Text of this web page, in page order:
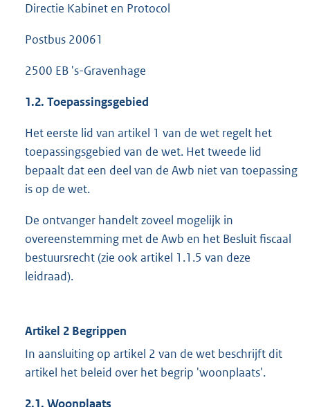
Directie Kabinet en Protocol
Postbus 20061
2500 EB 's-Gravenhage
1.2. Toepassingsgebied
Het eerste lid van artikel 1 van de wet regelt het
toepassingsgebied van de wet. Het tweede lid
bepaalt dat een deel van de Awb niet van toepassing
is op de wet.
De ontvanger handelt zoveel mogelijk in
overeenstemming met de Awb en het Besluit fiscaal
bestuursrecht (zie ook artikel 1.1.5 van deze
leidraad).
Artikel 2 Begrippen
In aansluiting op artikel 2 van de wet beschrijft dit
artikel het beleid over het begrip 'woonplaats'.
2.1. Woonplaats